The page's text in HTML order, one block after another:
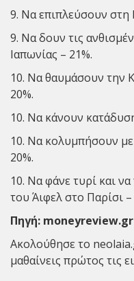
9. Να επιπλεύσουν
9. Να δουν τις
Ιαπωνίας – 21%.
10. Να θαυμάσουν την
20%.
10. Να κάνουν
10. Να κολυμπήσουν
20%.
10. Να φάνε τυρί και
του Άιφελ στο Παρίσι –
Πηγή: moneyreview.gr
Ακολούθησε το
μαθαίνεις πρώτος τις